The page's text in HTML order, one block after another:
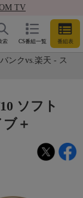
TV
CS番組一覧 番組表
索
ンクvs.楽天 - ス
ソフト
＋